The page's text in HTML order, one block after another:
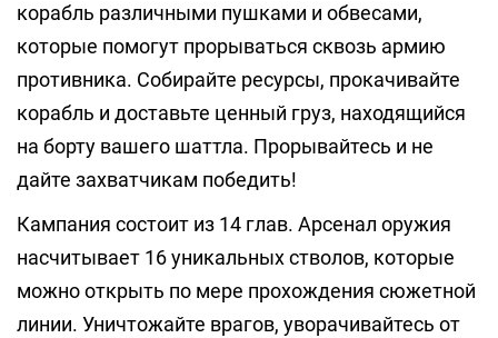
корабль различными пушками и обвесами,
которые помогут прорываться сквозь армию
противника. Собирайте ресурсы, прокачивайте
корабль и доставьте ценный груз, находящийся
на борту вашего шаттла. Прорывайтесь и не
дайте захватчикам победить!
Кампания состоит из 14 глав. Арсенал оружия
насчитывает 16 уникальных стволов, которые
можно открыть по мере прохождения сюжетной
линии. Уничтожайте врагов, уворачивайтесь от